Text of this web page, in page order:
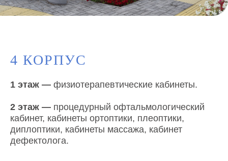
4 КОРПУС
1 этаж — физиотерапевтические кабинеты.
2 этаж — процедурный офтальмологический
кабинет, кабинеты ортоптики, плеоптики,
диплоптики, кабинеты массажа, кабинет
дефектолога.